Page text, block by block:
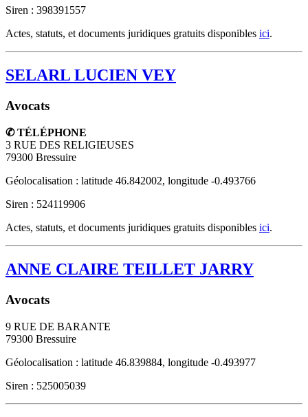
Siren : 398391557
Actes, statuts, et documents juridiques gratuits disponibles ici.
SELARL LUCIEN VEY
Avocats
✆ TÉLÉPHONE
3 RUE DES RELIGIEUSES
79300 Bressuire
Géolocalisation : latitude 46.842002, longitude -0.493766
Siren : 524119906
Actes, statuts, et documents juridiques gratuits disponibles ici.
ANNE CLAIRE TEILLET JARRY
Avocats
9 RUE DE BARANTE
79300 Bressuire
Géolocalisation : latitude 46.839884, longitude -0.493977
Siren : 525005039